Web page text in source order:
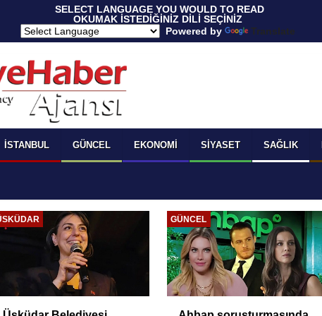
SELECT LANGUAGE YOU WOULD TO READ
OKUMAK İSTEDİĞİNİZ DİLİ SEÇİNİZ
Powered by
Translate
İSTANBUL GÜNCEL EKONOMI SIYASET SAĞLIK
GÜNCEL